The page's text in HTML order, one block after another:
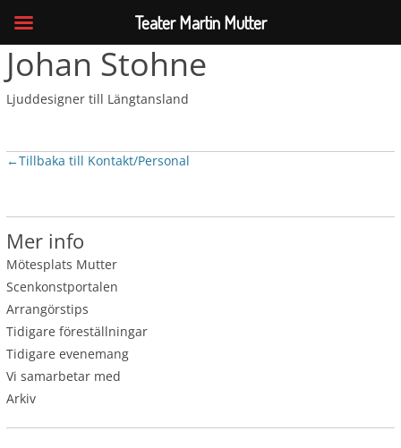
Johan Stohne
Ljuddesigner till Längtansland
←Tillbaka till Kontakt/Personal
Mer info
Mötesplats Mutter
Scenkonstportalen
Arrangörstips
Tidigare föreställningar
Tidigare evenemang
Vi samarbetar med
Arkiv
Teater Martin Mutter